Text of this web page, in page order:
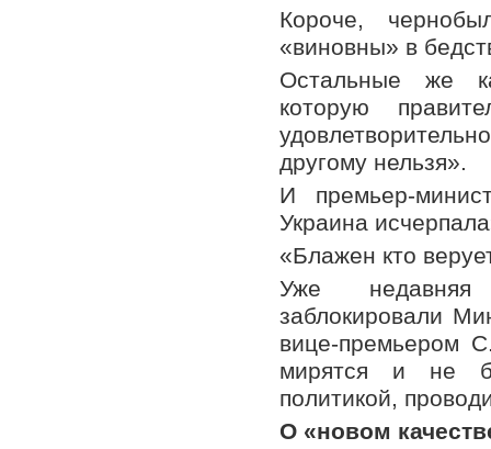
Короче,
«виновны» в
Остальные же
которую
другому нельзя».
И премьер-
Украина
«Блажен кто
Уже недавняя
заблокировали
вице-премьером
мирятся и не
политикой,
О «новом